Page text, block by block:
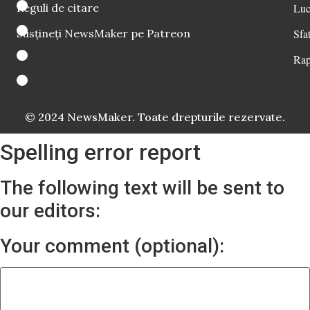
Reguli de citare
Susțineți NewsMaker pe Patreon
© 2024 NewsMaker. Toate drepturile rezervate.
Spelling error report
The following text will be sent to
our editors:
Your comment (optional):